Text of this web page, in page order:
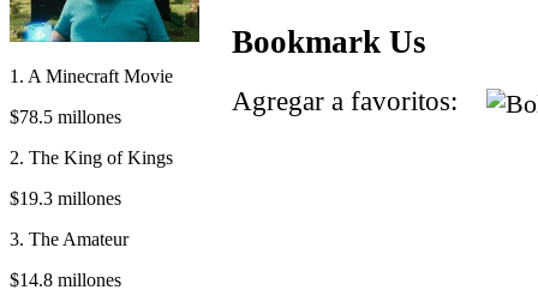
1. A Minecraft Movie
$78.5 millones
2. The King of Kings
$19.3 millones
3. The Amateur
$14.8 millones
Bookmark Us
Agregar a favoritos: